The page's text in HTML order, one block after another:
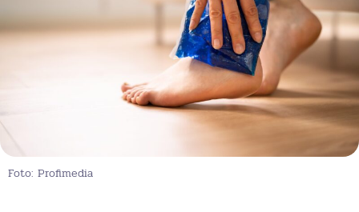
Foto: Profimedia